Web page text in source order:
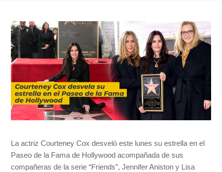
La actriz Courteney Cox desveló este lunes su estrella en el
Paseo de la Fama de Hollywood acompañada de sus
compañeras de la serie “Friends”, Jennifer Aniston y Lisa